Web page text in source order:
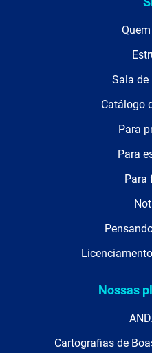
Sala de
Catálogo
Para
Para
Para
Nossas
Cartografias de